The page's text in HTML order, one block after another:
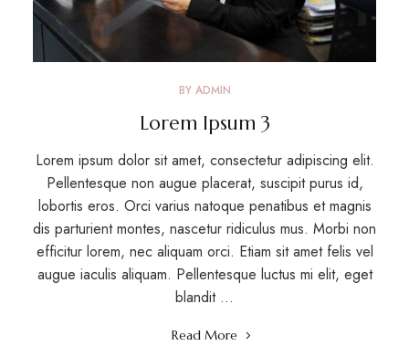
BY ADMIN
Lorem Ipsum 3
Lorem ipsum dolor sit amet, consectetur adipiscing elit.
Pellentesque non augue placerat, suscipit purus id,
lobortis eros. Orci varius natoque penatibus et magnis
dis parturient montes, nascetur ridiculus mus. Morbi non
efficitur lorem, nec aliquam orci. Etiam sit amet felis vel
augue iaculis aliquam. Pellentesque luctus mi elit, eget
blandit …
Read More